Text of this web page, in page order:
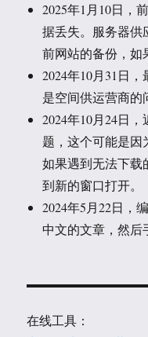
2025年1月10日，
据丢失。服务器供
前网站的备份，如
2024年10月31日
是空间供运营商的
2024年10月24日
题，这个可能是因
如果遇到无法下载
到新的窗口打开。
2024年5月22日，
中文的文章，然后
在线工具：